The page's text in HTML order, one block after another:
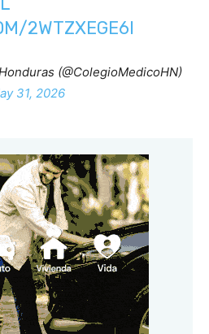
2WTZXEGE6I
(@ColegioMedicoHN)
31, 2026